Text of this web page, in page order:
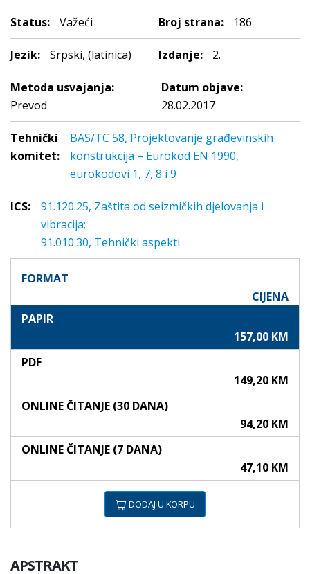
Status: Važeći Broj strana: 186
Jezik: Srpski, (latinica) Izdanje: 2.
Metoda usvajanja:
Prevod
Datum objave:
28.02.2017
Tehnički
komitet:
BAS/TC 58, Projektovanje građevinskih
konstrukcija – Eurokod EN 1990,
eurokodovi 1, 7, 8 i 9
ICS:
91.120.25, Zaštita od seizmičkih djelovanja i
vibracija;
91.010.30, Tehnički aspekti
FORMAT
CIJENA
PAPIR
157,00 KM
PDF
149,20 KM
ONLINE ČITANJE (30 DANA)
94,20 KM
ONLINE ČITANJE (7 DANA)
47,10 KM
DODAJ U KORPU
APSTRAKT